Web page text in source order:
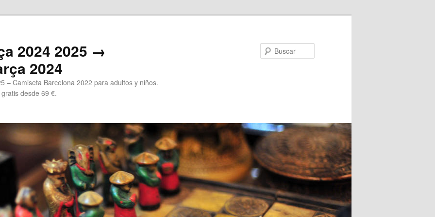
2024 2025 →
2024
– Camiseta Barcelona 2022 para adultos y niños.
desde 69 €.